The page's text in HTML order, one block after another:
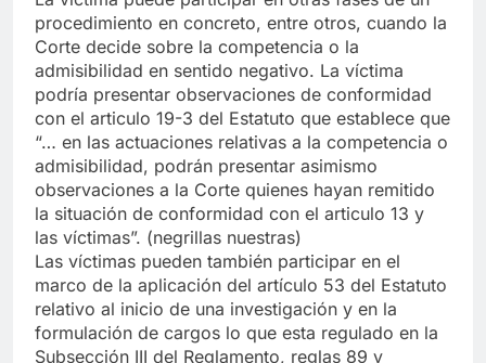
procedimiento en concreto, entre otros, cuando la
Corte decide sobre la competencia o la
admisibilidad en sentido negativo. La víctima
podría presentar observaciones de conformidad
con el articulo 19-3 del Estatuto que establece que
“… en las actuaciones relativas a la competencia o
admisibilidad, podrán presentar asimismo
observaciones a la Corte quienes hayan remitido
la situación de conformidad con el articulo 13 y
las víctimas”. (negrillas nuestras)
Las víctimas pueden también participar en el
marco de la aplicación del artículo 53 del Estatuto
relativo al inicio de una investigación y en la
formulación de cargos lo que esta regulado en la
Subsección III del Reglamento, reglas 89 y